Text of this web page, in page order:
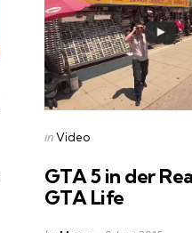
Categories
Posted
in Video
GTA 5 in der
GTA Life